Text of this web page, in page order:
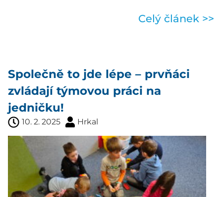
Celý článek >>
Společně to jde lépe – prvňáci
zvládají týmovou práci na
jedničku!
10. 2. 2025 Hrkal